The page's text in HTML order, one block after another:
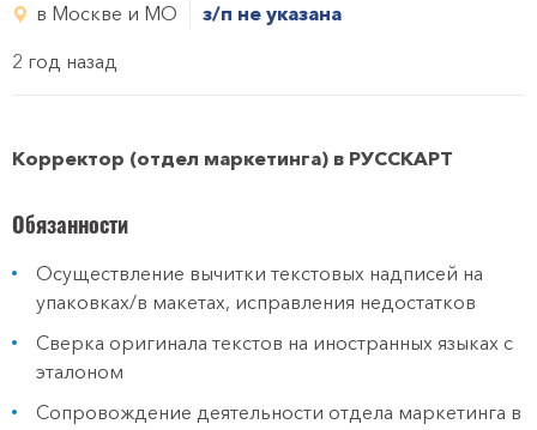
в Москве и МО
з/п не указана
2 год назад
Корректор (отдел маркетинга) в РУССКАРТ
Обязанности
Осуществление вычитки текстовых надписей на
упаковках/в макетах, исправления недостатков
Сверка оригинала текстов на иностранных языках с
эталоном
Сопровождение деятельности отдела маркетинга в